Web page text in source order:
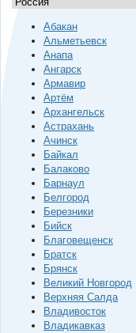
Абакан
Альметьевск
Анапа
Ангарск
Армавир
Артём
Архангельск
Астрахань
Ачинск
Байкал
Балаково
Барнаул
Белгород
Березники
Бийск
Благовещенск
Братск
Брянск
Великий Новгород
Верхняя Салда
Владивосток
Владикавказ